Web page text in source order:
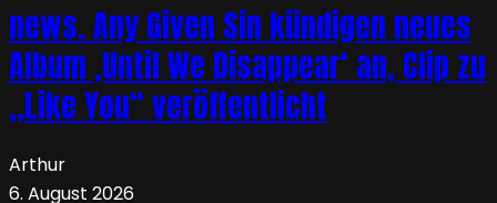
news. Any Given Sin kündigen neues
Album ‚Until We Disappear‘ an, Clip zu
„Like You“ veröffentlicht
Arthur
6. August 2026